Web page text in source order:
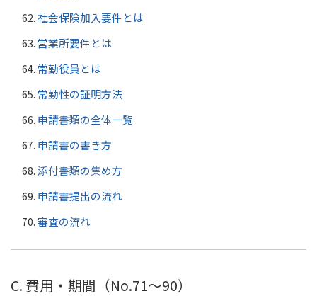
社会保険加入要件とは
営業所要件とは
常勤役員とは
常勤性の証明方法
申請書類の全体一覧
申請書の書き方
添付書類の集め方
申請書提出の流れ
審査の流れ
C. 費用・期間（No.71〜90）